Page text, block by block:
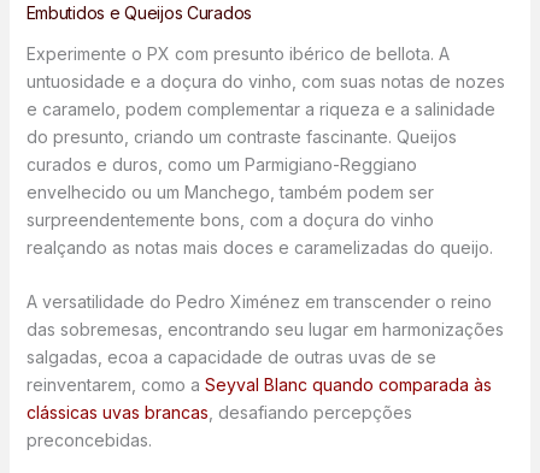
Embutidos e Queijos Curados
Experimente o PX com presunto ibérico de bellota. A
untuosidade e a doçura do vinho, com suas notas de nozes
e caramelo, podem complementar a riqueza e a salinidade
do presunto, criando um contraste fascinante. Queijos
curados e duros, como um Parmigiano-Reggiano
envelhecido ou um Manchego, também podem ser
surpreendentemente bons, com a doçura do vinho
realçando as notas mais doces e caramelizadas do queijo.
A versatilidade do Pedro Ximénez em transcender o reino
das sobremesas, encontrando seu lugar em harmonizações
salgadas, ecoa a capacidade de outras uvas de se
reinventarem, como a Seyval Blanc quando comparada às
clássicas uvas brancas , desafiando percepções
preconcebidas.